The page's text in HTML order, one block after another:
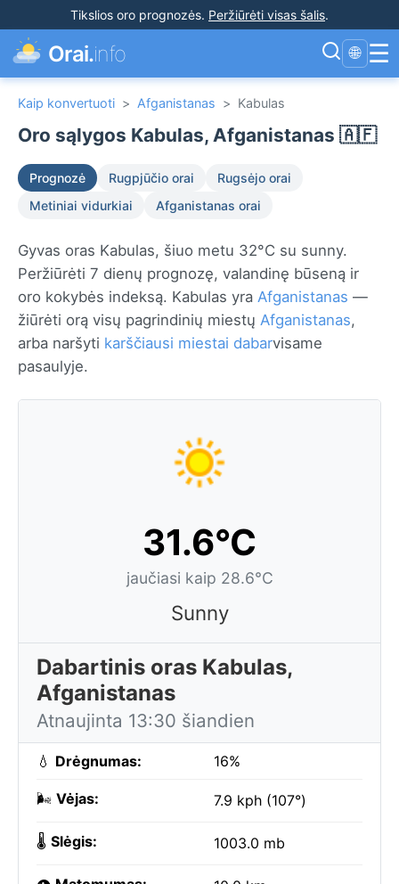
Tikslios oro prognozės. Peržiūrėti visas šalis.
Orai.info 🌐 ☰
Kaip konvertuoti > Afganistanas > Kabulas
Oro sąlygos Kabulas, Afganistanas 🇦🇫
Prognozė Rugpjūčio orai
Rugsėjo orai
Metiniai vidurkiai
Afganistanas orai
Gyvas oras Kabulas, šiuo metu 32°C su sunny.
Peržiūrėti 7 dienų prognozę, valandinę būseną ir
oro kokybės indeksą. Kabulas yra Afganistanas —
žiūrėti orą visų pagrindinių miestų Afganistanas,
arba naršyti karščiausi miestai dabarvisame
pasaulyje.
31.6°C
jaučiasi kaip 28.6°C
Sunny
Dabartinis oras Kabulas,
Afganistanas
Atnaujinta 13:30 šiandien
💧 Drėgnumas: 16%
🌬️ Vėjas: 7.9 kph (107°)
🌡️ Slėgis: 1003.0 mb